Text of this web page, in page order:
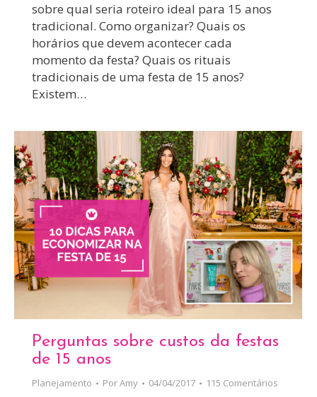
sobre qual seria roteiro ideal para 15 anos
tradicional. Como organizar? Quais os
horários que devem acontecer cada
momento da festa? Quais os rituais
tradicionais de uma festa de 15 anos?
Existem…
Perguntas sobre custos da festas
de 15 anos
Planejamento PorAmy 04/04/2017 115 Comentários